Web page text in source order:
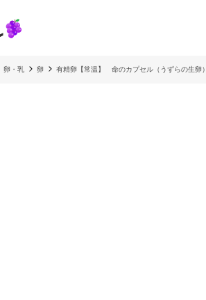
卵・乳 卵 有精卵【常温】 命のカプセル（うずらの生卵）